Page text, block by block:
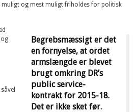
muligt og mest muligt friholdes for politisk
Begrebsmæssigt er det
en fornyelse, at ordet
armslængde er blevet
brugt omkring DR’s
public service-
kontrakt for 2015-18.
Det er ikke sket før.